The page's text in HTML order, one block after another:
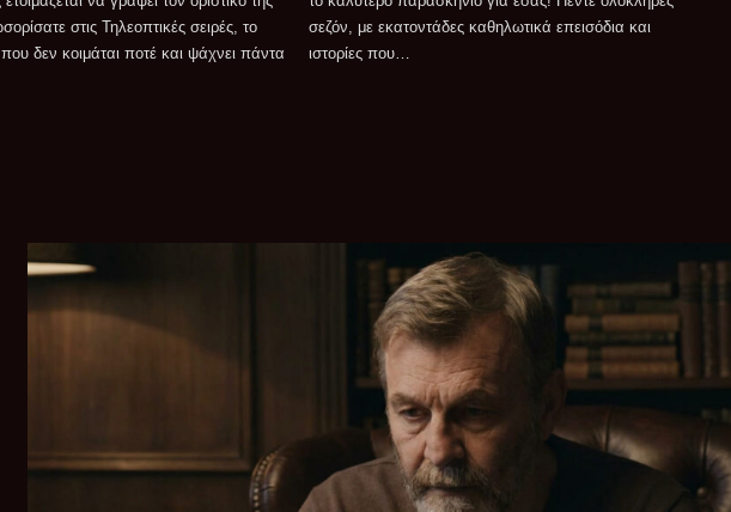
στις Τηλεοπτικές σειρές, το
δεν κοιμάται ποτέ και ψάχνει πάντα
καθηλωτικά επεισόδια και
ιστορίες που…